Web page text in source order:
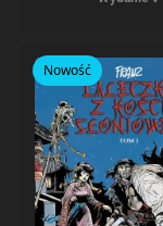
Nowość